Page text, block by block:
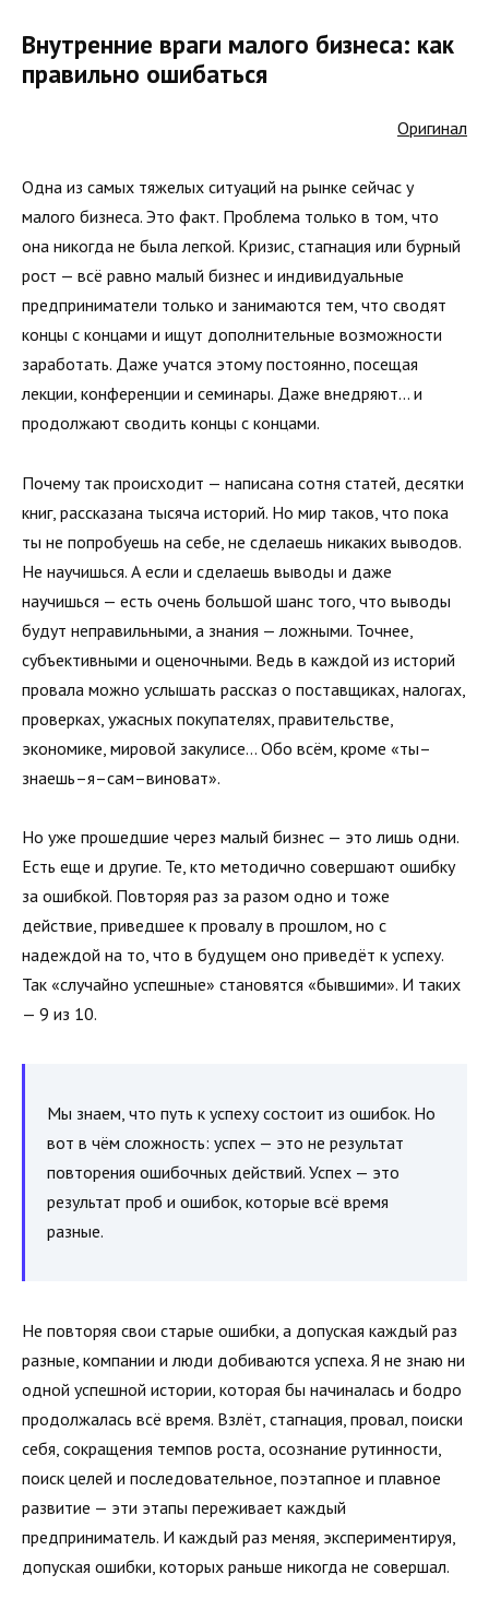
Внутренние враги малого бизнеса: как
правильно ошибаться
Оригинал
Одна из самых тяжелых ситуаций на рынке сейчас у
малого бизнеса. Это факт. Проблема только в том, что
она никогда не была легкой. Кризис, стагнация или бурный
рост — всё равно малый бизнес и индивидуальные
предприниматели только и занимаются тем, что сводят
концы с концами и ищут дополнительные возможности
заработать. Даже учатся этому постоянно, посещая
лекции, конференции и семинары. Даже внедряют… и
продолжают сводить концы с концами.
Почему так происходит — написана сотня статей, десятки
книг, рассказана тысяча историй. Но мир таков, что пока
ты не попробуешь на себе, не сделаешь никаких выводов.
Не научишься. А если и сделаешь выводы и даже
научишься — есть очень большой шанс того, что выводы
будут неправильными, а знания — ложными. Точнее,
субъективными и оценочными. Ведь в каждой из историй
провала можно услышать рассказ о поставщиках, налогах,
проверках, ужасных покупателях, правительстве,
экономике, мировой закулисе… Обо всём, кроме «ты–
знаешь–я–сам–виноват».
Но уже прошедшие через малый бизнес — это лишь одни.
Есть еще и другие. Те, кто методично совершают ошибку
за ошибкой. Повторяя раз за разом одно и тоже
действие, приведшее к провалу в прошлом, но с
надеждой на то, что в будущем оно приведёт к успеху.
Так «случайно успешные» становятся «бывшими». И таких
— 9 из 10.
Мы знаем, что путь к успеху состоит из ошибок. Но
вот в чём сложность: успех — это не результат
повторения ошибочных действий. Успех — это
результат проб и ошибок, которые всё время
разные.
Не повторяя свои старые ошибки, а допуская каждый раз
разные, компании и люди добиваются успеха. Я не знаю ни
одной успешной истории, которая бы начиналась и бодро
продолжалась всё время. Взлёт, стагнация, провал, поиски
себя, сокращения темпов роста, осознание рутинности,
поиск целей и последовательное, поэтапное и плавное
развитие — эти этапы переживает каждый
предприниматель. И каждый раз меняя, экспериментируя,
допуская ошибки, которых раньше никогда не совершал.